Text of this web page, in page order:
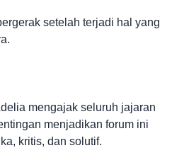
setelah terjadi hal yang
mengajak seluruh jajaran
menjadikan forum ini
kritis, dan solutif.